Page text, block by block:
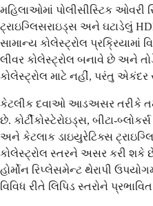
મહિલાઓમાં પોલીસીસ્ટિક ઓવરી
ટ્રાઇગ્લિસરાઇડ્સ અને ઘટાડેલું
સામાન્ય કોલેસ્ટ્રોલ પ્રક્રિયામાં
લીવર કોલેસ્ટ્રોલ બનાવે છે અને
કોલેસ્ટ્રોલ માટે નહીં, પરંતુ એકંદર
કેટલીક દવાઓ આડઅસર તરીકે
છે. કોર્ટીકોસ્ટેરોઇડ્સ, બીટા-
અને કેટલાક ડાઇયુરેટિક્સ
કોલેસ્ટ્રોલ સ્તરને અસર કરી
હોર્મોન રિપ્લેસમેન્ટ થેરાપી
વિવિધ રીતે લિપિડ સ્તરોને